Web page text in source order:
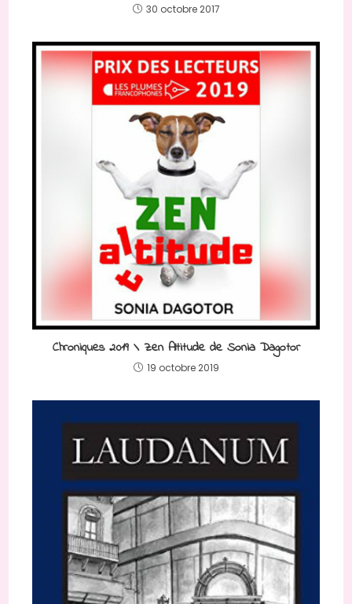
30 octobre 2017
Chroniques 2019 \ Zen Altitude de Sonia Dagotor
19 octobre 2019